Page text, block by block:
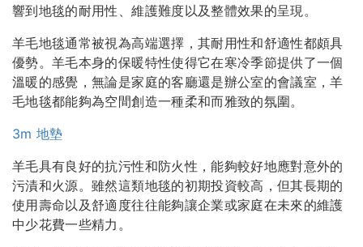
響到地毯的耐用性、維護難度以及整體效果的呈現。
羊毛地毯通常被視為高端選擇，其耐用性和舒適性都頗具
優勢。羊毛本身的保暖特性使得它在寒冷季節提供了一個
溫暖的感覺，無論是家庭的客廳還是辦公室的會議室，羊
毛地毯都能夠為空間創造一種柔和而雅致的氛圍。
3m 地墊
羊毛具有良好的抗污性和防火性，能夠較好地應對意外的
污漬和火源。雖然這類地毯的初期投資較高，但其長期的
使用壽命以及舒適度往往能夠讓企業或家庭在未來的維護
中少花費一些精力。